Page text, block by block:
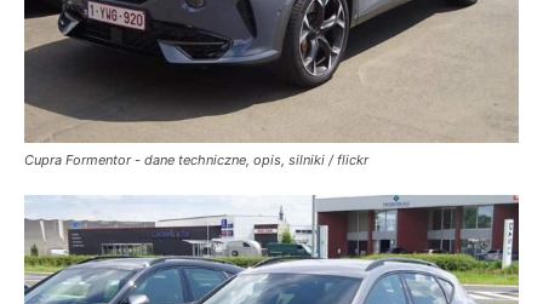
Cupra Formentor - dane techniczne, opis, silniki / flickr